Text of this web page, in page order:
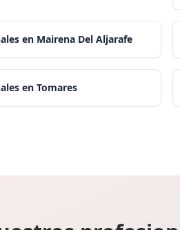
en Mairena Del Aljarafe
en Tomares